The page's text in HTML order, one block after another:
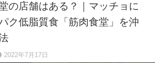
の店舗はある？｜マッチョに
ク低脂質食「筋肉食堂」を沖
2022年7月17日